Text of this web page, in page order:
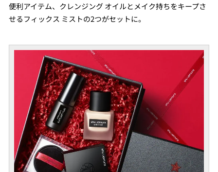
便利アイテム、クレンジング オイルとメイク持ちをキープさ
せるフィックス ミストの2つがセットに。